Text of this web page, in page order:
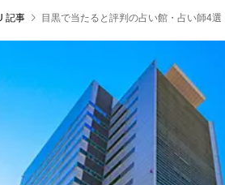
記事 目黒で当たると評判の占い館・占い師4